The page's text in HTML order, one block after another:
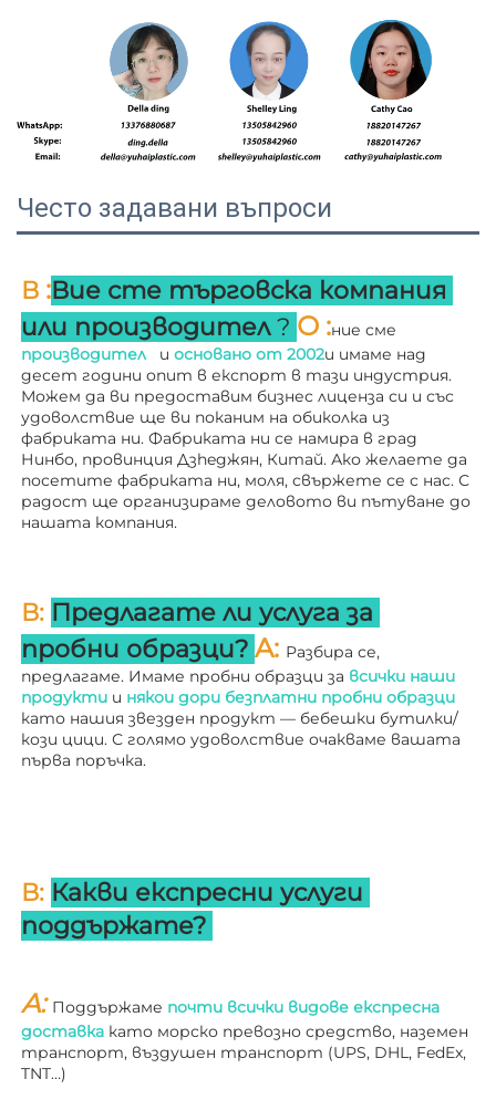
Често задавани въпроси
В :Вие сте търговска компания
или производител ? О :
производител и основано от 2002и имаме над
десет години опит в експорт в тази индустрия.
Можем да ви предоставим бизнес лиценза си и със
удоволствие ще ви поканим на обиколка из
фабриката ни. Фабриката ни се намира в град
Нинбо, провинция Дзheджян, Китай. Ако желаете да
посетите фабриката ни, моля, свържете се с нас. С
радост ще организираме деловото ви пътуване до
нашата компания.
В: Предлагате ли услуга за
пробни образци? A: Разбира се,
предлагаме. Имаме пробни образци за всички наши
продукти и
като нашия звезден продукт — бебешки бутилки/
кози цици. С голямо удоволствие очакваме вашата
първа поръчка.
В: Какви експресни услуги
поддържате?
A: Поддържаме почти всички видове експресна
доставка като морско превозно средство, наземен
транспорт, въздушен транспорт (UPS, DHL, FedEx,
TNT…)